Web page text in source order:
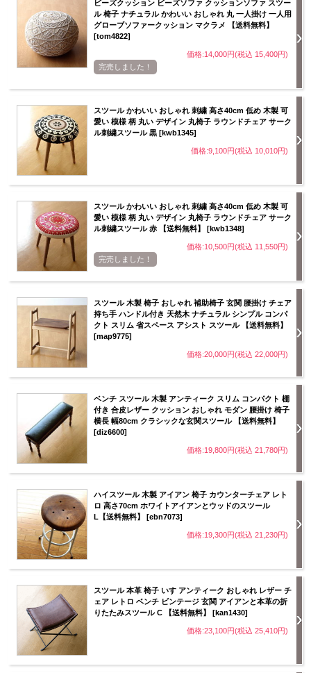
ビーズクッション ビーズソファ クッションソファ スツー
ル 椅子 ナチュラル かわいい おしゃれ 丸 一人掛け 一人用
グローブソファークッション マクラメ 【送料無料】
[tom4822]
価格:14,000円(税込 15,400円)
完売しました！
スツール かわいい おしゃれ 刺繍 高さ40cm 低め 木製 可
愛い 模様 柄 丸い デザイン 丸椅子 ラウンドチェア サーク
ル刺繍スツール 黒 [kwb1345]
価格:9,100円(税込 10,010円)
スツール かわいい おしゃれ 刺繍 高さ40cm 低め 木製 可
愛い 模様 柄 丸い デザイン 丸椅子 ラウンドチェア サーク
ル刺繍スツール 赤 【送料無料】 [kwb1348]
価格:10,500円(税込 11,550円)
完売しました！
スツール 木製 椅子 おしゃれ 補助椅子 玄関 腰掛け チェア
持ち手 ハンドル付き 天然木 ナチュラル シンプル コンパ
クト スリム 省スペース アシスト スツール 【送料無料】
[map9775]
価格:20,000円(税込 22,000円)
ベンチ スツール 木製 アンティーク スリム コンパクト 棚
付き 合皮レザー クッション おしゃれ モダン 腰掛け 椅子
横長 幅80cm クラシックな玄関スツール 【送料無料】
[diz6600]
価格:19,800円(税込 21,780円)
ハイスツール 木製 アイアン 椅子 カウンターチェア レト
ロ 高さ70cm ホワイトアイアンとウッドのスツール
L【送料無料】 [ebn7073]
価格:19,300円(税込 21,230円)
スツール 本革 椅子 いす アンティーク おしゃれ レザー チ
ェア レトロ ベンチ ビンテージ 玄関 アイアンと本革の折
りたたみスツール C 【送料無料】 [kan1430]
価格:23,100円(税込 25,410円)